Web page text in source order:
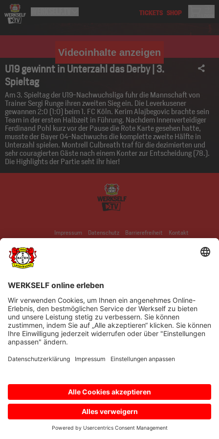
Videoinhalte anzeigen
U19 gewinnt in Unterzahl das Derby | 3.
Spieltag
Am 3. Spieltag der U19-Nachwuchsliga fuhr die Mannschaft von
Trainer Sergi Runge ihren zweiten Sieg ein. Die Leverkusener
gewannen 2:0 (1:0) beim 1. FC Köln. Kerim Alajbegovic brachte sein
Team in der ersten Halbzeit in Führung. Nachdem Innenverteidiger
Ferdinand Pohl kurz vor der Pause die Rote Karte gesehen hatte,
musste der Bayer 04-Nachwuchs die komplette zweite Hälfte in
Unterzahl spielen. Montrell Culbreath traf für die dezimierten und
sehr couragierten Gäste nach einem Konter zur Entscheidung (78.).
Die Highlights der Partie seht ihr hier!
Impressum Datenschutz Barrierefreiheit Kontakt